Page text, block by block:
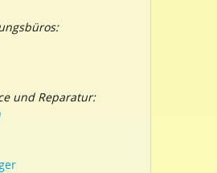
und Reparatur: